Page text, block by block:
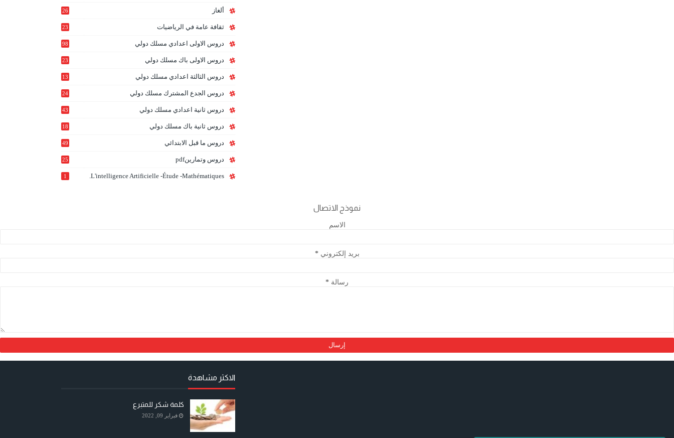
ألغاز 26
ثقافة عامة في الرياضيات 23
دروس الاولى اعدادي مسلك دولي 98
دروس الاولى باك مسلك دولي
23
دروس الثالثة اعدادي مسلك دولي
13
دروس الجدع المشترك مسلك دولي
24
دروس ثانية اعدادي مسلك دولي 43
دروس ثانية باك مسلك دولي
18
دروس ما قبل الابتدائي 49
دروس وتمارينpdf 25
L'intelligence Artificielle -étude -mathématiques.
1
نموذج الاتصال
الاسم
بريد إلكتروني*
رسالة *
الاكثر مشاهدة
كلمة شكر للمتبرع
فبراير 09, 2022